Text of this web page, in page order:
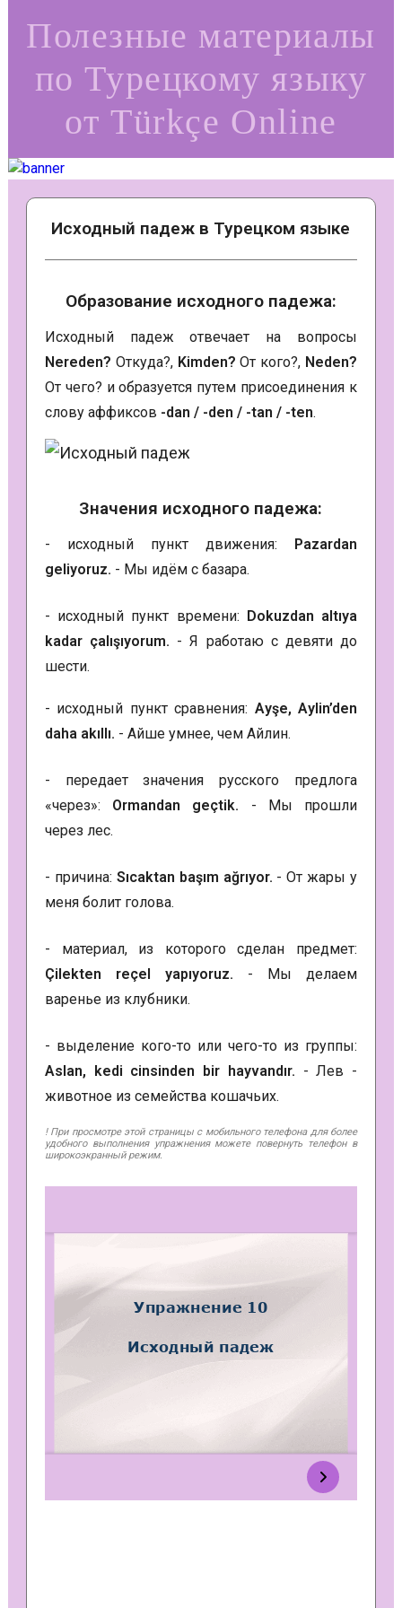
Полезные материалы
по Турецкому языку
от Türkçe Online
Исходный падеж в Турецком языке
Образование исходного падежа:
Исходный падеж отвечает на вопросы
Nereden? Откуда?, Kimden? От кого?, Neden?
От чего? и образуется путем присоединения к
слову аффиксов -dan / -den / -tan / -ten.
Значения исходного падежа:
- исходный пункт движения:
Pazardan
geliyoruz. - Мы идём с базара.
- исходный пункт времени:
Dokuzdan altıya
kadar çalışıyorum. - Я работаю с девяти до
шести.
- исходный пункт сравнения: Ayşe, Aylin’den
daha akıllı. - Айше умнее, чем Айлин.
- передает значения русского предлога
«через»: Ormandan geçtik. - Мы прошли
через лес.
- причина: Sıcaktan başım ağrıyor. - От жары у
меня болит голова.
- материал, из которого сделан предмет:
Çilekten reçel yapıyoruz. - Мы делаем
варенье из клубники.
- выделение кого-то или чего-то из группы:
Aslan, kedi cinsinden bir hayvandır. - Лев -
животное из семейства кошачьих.
! При просмотре этой страницы с мобильного телефона для более
удобного выполнения упражнения можете повернуть телефон в
широкоэкранный режим.